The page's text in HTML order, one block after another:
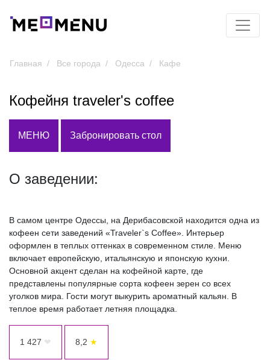
Главная Все города Одесса Кафе
Кофейня traveler's coffee
МЕНЮ Забронировать стол
О заведении:
В самом центре Одессы, на Дерибасовской находится одна из
кофеен сети заведений «Traveler`s Coffee». Интерьер
оформлен в теплых оттенках в современном стиле. Меню
включает европейскую, итальянскую и японскую кухни.
Основной акцент сделан на кофейной карте, где
представлены популярные сорта кофеен зерен со всех
уголков мира. Гости могут выкурить ароматный кальян. В
теплое время работает летняя площадка.
1 427 ❤ 8,2 ★